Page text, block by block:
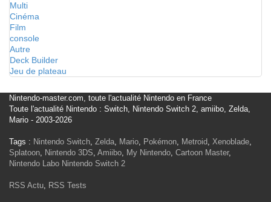
Multi
Cinéma
Film
console
Autre
Deck Builder
Jeu de plateau
Nintendo-master.com, toute l'actualité Nintendo en France
Toute l'actualité Nintendo : Switch, Nintendo Switch 2, amiibo, Zelda,
Mario - 2003-2026
Tags : Nintendo Switch, Zelda, Mario, Pokémon, Metroid, Xenoblade,
Splatoon, Nintendo 3DS, Amiibo, My Nintendo, Cartoon Master,
Nintendo Labo Nintendo Switch 2
RSS Actu, RSS Tests